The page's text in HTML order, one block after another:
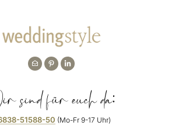
sind für euch da:
51588-50 (Mo-Fr 9-17 Uhr)